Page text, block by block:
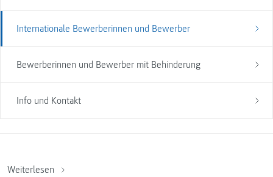
Internationale Bewerberinnen und Bewerber
Bewerberinnen und Bewerber mit Behinderung
Info und Kontakt
Weiterlesen